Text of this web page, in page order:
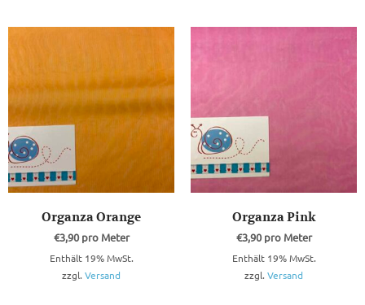
Organza Orange
€3,90pro Meter
Enthält 19% MwSt.
zzgl. Versand
Organza Pink
€3,90pro Meter
Enthält 19% MwSt.
zzgl. Versand